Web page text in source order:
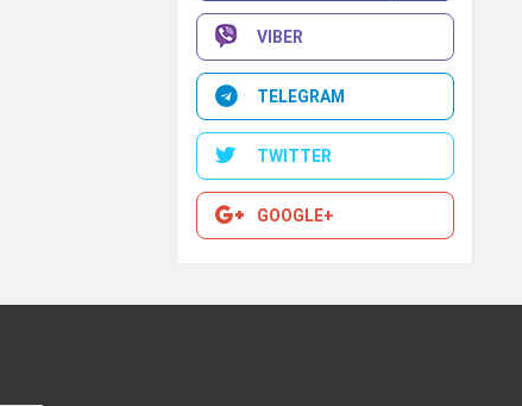
VIBER
TELEGRAM
TWITTER
GOOGLE+